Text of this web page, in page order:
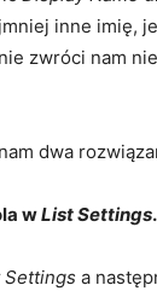
inne imię,
zwróci nam
dwa
wList Settings.
Settings a